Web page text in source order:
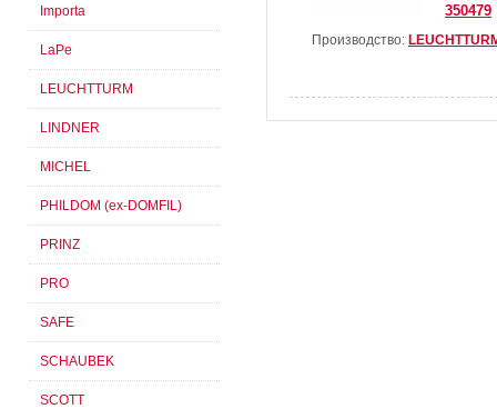
350479
Производство:
Importa
LaPe
LEUCHTTURM
LINDNER
MICHEL
PHILDOM (ex-DOMFIL)
PRINZ
PRO
SAFE
SCHAUBEK
SCOTT